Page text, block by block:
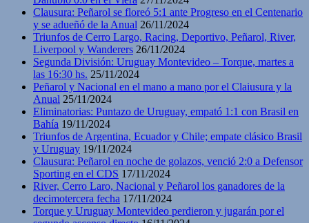
Clausura: Peñarol se floreó 5:1 ante Progreso en el Centenario
y se adueñó de la Anual 26/11/2024
Triunfos de Cerro Largo, Racing, Deportivo, Peñarol, River,
Liverpool y Wanderers 26/11/2024
Segunda División: Uruguay Montevideo – Torque, martes a
las 16:30 hs. 25/11/2024
Peñarol y Nacional en el mano a mano por el Claiusura y la
Anual 25/11/2024
Eliminatorias: Puntazo de Uruguay, empató 1:1 con Brasil en
Bahía 19/11/2024
Triunfos de Argentina, Ecuador y Chile; empate clásico Brasil
y Uruguay 19/11/2024
Clausura: Peñarol en noche de golazos, venció 2:0 a Defensor
Sporting en el CDS 17/11/2024
River, Cerro Laro, Nacional y Peñarol los ganadores de la
decimotercera fecha 17/11/2024
Torque y Uruguay Montevideo perdieron y jugarán por el